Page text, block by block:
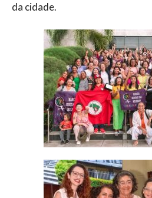
da cidade.